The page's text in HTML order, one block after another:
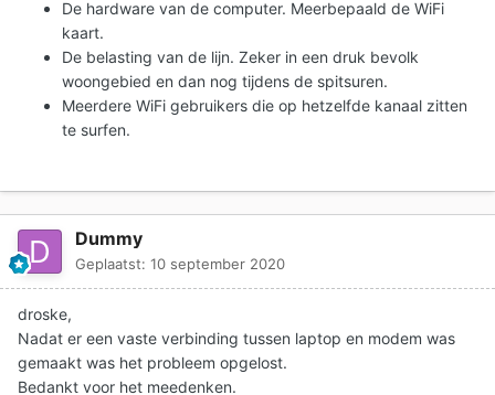
De hardware van de computer. Meerbepaald de WiFi
kaart.
De belasting van de lijn. Zeker in een druk bevolk
woongebied en dan nog tijdens de spitsuren.
Meerdere WiFi gebruikers die op hetzelfde kanaal zitten
te surfen.
Dummy
Geplaatst: 10 september 2020
droske,
Nadat er een vaste verbinding tussen laptop en modem was
gemaakt was het probleem opgelost.
Bedankt voor het meedenken.